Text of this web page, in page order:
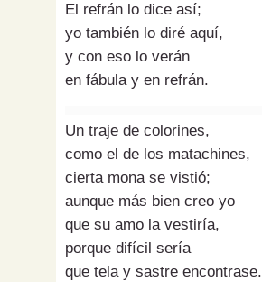
El refrán lo dice así;
yo también lo diré aquí,
y con eso lo verán
en fábula y en refrán.
Un traje de colorines,
como el de los matachines,
cierta mona se vistió;
aunque más bien creo yo
que su amo la vestiría,
porque difícil sería
que tela y sastre encontrase.